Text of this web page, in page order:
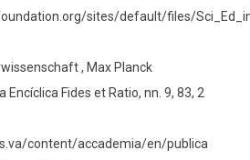
sites/default/files/
, Max Planck
Encíclica Fides et Ratio, nn. 9, 83, 2
content/accademia/en/publica